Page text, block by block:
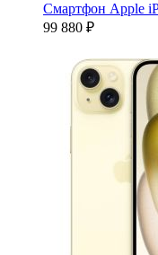
Смартфон Apple
99 880 ₽